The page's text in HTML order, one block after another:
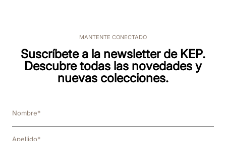
MANTENTE CONECTADO
Suscríbete a la newsletter de KEP.
Descubre todas las novedades y
nuevas colecciones.